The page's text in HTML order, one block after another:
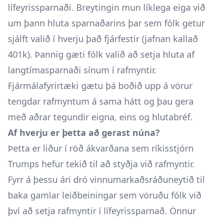
lífeyrissparnaði. Breytingin mun líklega eiga við
um þann hluta sparnaðarins þar sem fólk getur
sjálft valið í hverju það fjárfestir (jafnan kallað
401k). Þannig gæti fólk valið að setja hluta af
langtímasparnaði sínum í rafmyntir.
Fjármálafyrirtæki gætu þá boðið upp á vörur
tengdar rafmyntum á sama hátt og þau gera
með aðrar tegundir eigna, eins og hlutabréf.
Af hverju er þetta að gerast núna?
Þetta er liður í röð ákvarðana sem ríkisstjórn
Trumps hefur tekið til að styðja við rafmyntir.
Fyrr á þessu ári dró vinnumarkaðsráðuneytið til
baka gamlar leiðbeiningar sem vöruðu fólk við
því að setja rafmyntir í lífeyrissparnað. Önnur